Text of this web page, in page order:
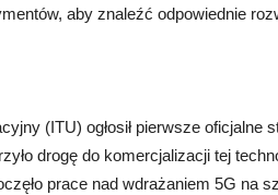
aby znaleźć odpowiednie
(ITU) ogłosił pierwsze oficjalne
drogę do komercjalizacji tej
prace nad wdrażaniem 5G na